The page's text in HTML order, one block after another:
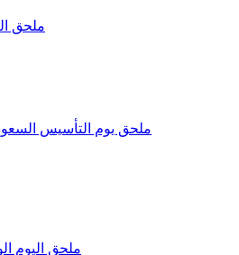
ملحق
ملحق يوم التأسيس السعودي
ملحق اليوم